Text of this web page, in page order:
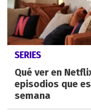
SERIES
Qué ver en
episodios que
semana